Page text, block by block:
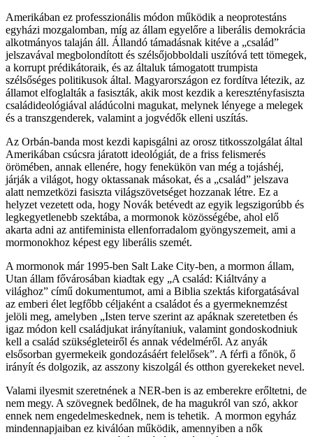
Amerikában ez professzionális módon működik a neoprotestáns
egyházi mozgalomban, míg az állam egyelőre a liberális demokrácia
alkotmányos talaján áll. Állandó támadásnak kitéve a „család”
jelszavával megbolondított és szélsőjobboldali uszítóvá tett tömegek,
a korrupt prédikátoraik, és az általuk támogatott trumpista
szélsőséges politikusok által. Magyarországon ez fordítva létezik, az
államot elfoglalták a fasiszták, akik most kezdik a keresztényfasiszta
családideológiával aládúcolni magukat, melynek lényege a melegek
és a transzgenderek, valamint a jogvédők elleni uszítás.
Az Orbán-banda most kezdi kapisgálni az orosz titkosszolgálat által
Amerikában csúcsra járatott ideológiát, de a friss felismerés
örömében, annak ellenére, hogy fenekükön van még a tojáshéj,
járják a világot, hogy oktassanak másokat, és a „család” jelszava
alatt nemzetközi fasiszta világszövetséget hozzanak létre. Ez a
helyzet vezetett oda, hogy Novák betévedt az egyik legszigorúbb és
legkegyetlenebb szektába, a mormonok közösségébe, ahol elő
akarta adni az antifeminista ellenforradalom gyöngyszemeit, ami a
mormonokhoz képest egy liberális szemét.
A mormonok már 1995-ben Salt Lake City-ben, a mormon állam,
Utan állam fővárosában kiadtak egy „A család: Kiáltvány a
világhoz” című dokumentumot, ami a Biblia szektás kiforgatásával
az emberi élet legfőbb céljaként a családot és a gyermeknemzést
jelöli meg, amelyben „Isten terve szerint az apáknak szeretetben és
igaz módon kell családjukat irányítaniuk, valamint gondoskodniuk
kell a család szükségleteiről és annak védelméről. Az anyák
elsősorban gyermekeik gondozásáért felelősek”. A férfi a főnök, ő
irányít és dolgozik, az asszony kiszolgál és otthon gyerekeket nevel.
Valami ilyesmit szeretnének a NER-ben is az emberekre erőltetni, de
nem megy. A szövegnek bedőlnek, de ha magukról van szó, akkor
ennek nem engedelmeskednek, nem is tehetik. A mormon egyház
mindennapjaiban ez kiválóan működik, amennyiben a nők